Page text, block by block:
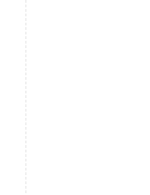
Unsere GRC-
Governance-
Risikostrategien,
funktionieren.
tiefem technischen